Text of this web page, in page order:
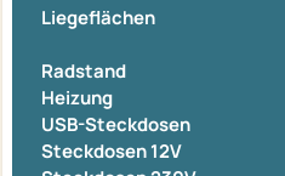
Liegeflächen
Radstand
Heizung
USB-Steckdosen
Steckdosen 12V